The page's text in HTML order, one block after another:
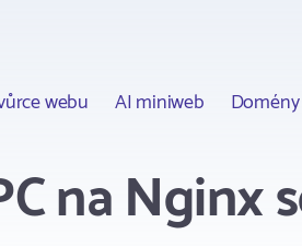
webu AI miniweb Domény
na Nginx